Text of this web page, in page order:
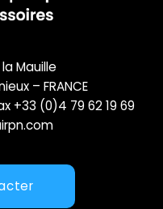
Mauille
– FRANCE
+33 (0)4 79 62 19 69